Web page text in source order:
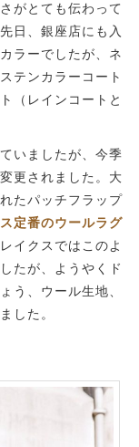
がとても伝わって
日、銀座店にも入
ラーでしたが、ネ
テンカラーコート
（レインコートと
いましたが、今季
更されました。大
たパッチフラップ
定番のウールラグ
イクスではこのよ
たが、ようやくド
う、ウール生地、
した。